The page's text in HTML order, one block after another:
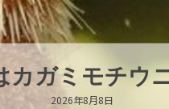
いちこキーホ
2026年8月8日